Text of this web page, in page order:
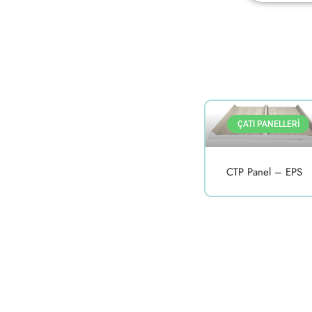
ÇATI PANELLERI
CTP Panel – EPS